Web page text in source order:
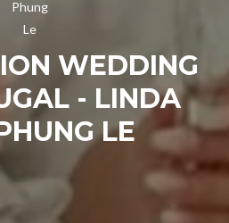
WEDDING
- LINDA
LE